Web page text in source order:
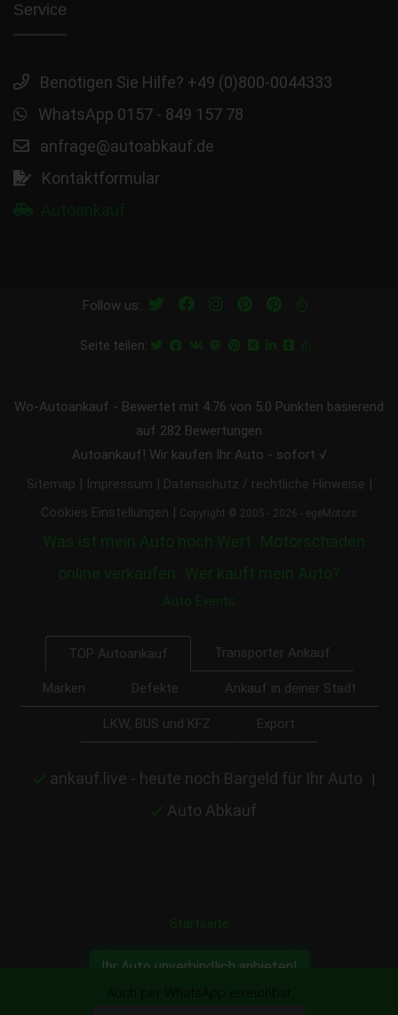
Service
Benötigen Sie Hilfe? +49 (0)800-0044333
WhatsApp 0157 - 849 157 78
anfrage@autoabkauf.de
Kontaktformular
Follow us:
Seite teilen:
Wo-Autoankauf - Bewertet mit 4.76 von 5.0 Punkten basierend
auf 282 Bewertungen
Autoankauf! Wir kaufen Ihr Auto - sofort √
Sitemap Impressum Datenschutz / rechtliche Hinweise
Cookies Einstellungen Copyright © 2005 - 2026 - egeMotors
Was ist mein Auto noch Wert Motorschaden
online verkaufen
Wer kauft mein Auto?
Auto Events
TOP Autoankauf Transporter Ankauf
Marken Defekte Ankauf in deiner Stadt
LKW, BUS und KFZ Export
ankauf.live - heute noch Bargeld für Ihr Auto
Auto Abkauf
Startseite
Ihr Auto unverbindlich anbieten!
Auch per WhatsApp erreichbar